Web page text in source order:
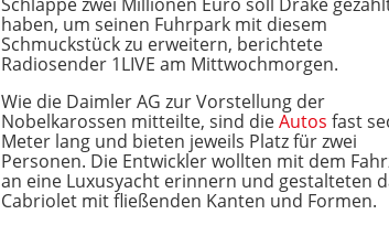
haben, um seinen Fuhrpark mit diesem
Schmuckstück zu erweitern, berichtete
Radiosender 1LIVE am Mittwochmorgen.
Wie die Daimler AG zur Vorstellung der
Nobelkarossen mitteilte, sind dieAutos fast
Meter lang und bieten jeweils Platz für zwei
Personen. Die Entwickler wollten mit dem
an eine Luxusyacht erinnern und gestalteten
Cabriolet mit fließenden Kanten und Formen.